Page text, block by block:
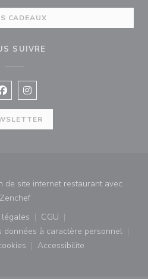
CADEAUX
SUIVRE
Facebook ((ouvre une nouvelle
Instagram ((ouvre une
site internet restaurant avec
Zenchef((ouvre une nouvelle fenêtre))
légales
((ouvre une nouvelle fenêtre))
CGU
((ouvre une nouvelle
données à caractère personnel
((ouvre une nouvelle fenêtre))
une nouvelle fenêtre))
Accessibilite
((ouvre une nouvelle